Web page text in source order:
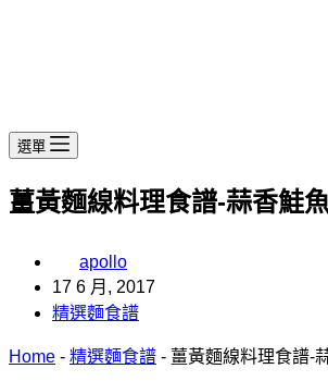
選單
薑黃麵線料理食譜-蒜香鮭
apollo
17 6 月, 2017
精選麵食譜
Home - 精選麵食譜 - 薑黃麵線料理食譜-